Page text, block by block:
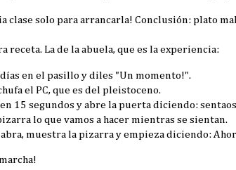
clase solo para arrancarla! Conclusión: plato
receta. La de la abuela, que es la experiencia:
días en el pasillo y diles "Un momento!".
el PC, que es del pleistoceno.
en 15 segundos y abre la puerta diciendo:
lo que vamos a hacer mientras se sientan.
muestra la pizarra y empieza diciendo: